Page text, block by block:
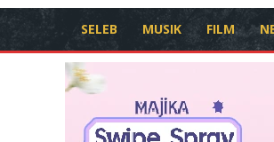
SELEB MUSIK FILM